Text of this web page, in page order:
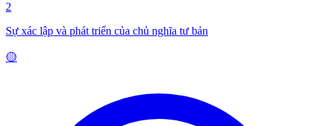
2
Sự xác lập và phát triển của chủ nghĩa tư bản
🟡